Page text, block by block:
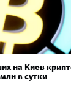
на Киев
в сутки